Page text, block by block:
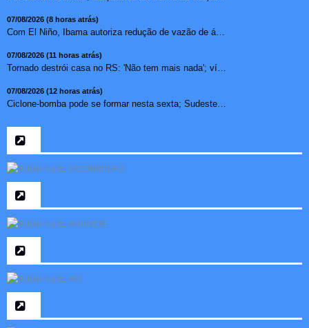
07/08/2026 (8 horas atrás)
Com El Niño, Ibama autoriza redução de vazão de água e...
07/08/2026 (11 horas atrás)
Tornado destrói casa no RS: 'Não tem mais nada'; vídeo ...
07/08/2026 (12 horas atrás)
Ciclone-bomba pode se formar nesta sexta; Sudeste terá mai...